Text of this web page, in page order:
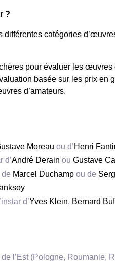
?
catégories
pour évaluer les
basée sur les prix en
d’amateurs.
Moreau ou d’Henri
d’André Derain ouGustave
Marcel Duchamp ou de
d’Yves Klein, Bernard
l’Est (Pologne, Roumanie,